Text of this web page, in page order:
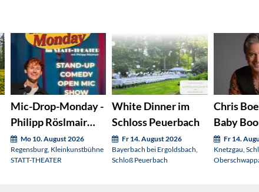
Mic-Drop-Monday -
Philipp Röslmair
präsentiert:
Mo 10. August 2026
Regensburg, Kleinkunstbühne
STATT-THEATER
White Dinner im
Schloss Peuerbach
Fr 14. August 2026
Bayerbach bei Ergoldsbach,
Schloß Peuerbach
Chris
Baby
Fr 14.
Knetzgau,